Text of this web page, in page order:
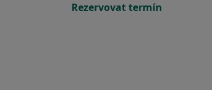
Rezervovat termín